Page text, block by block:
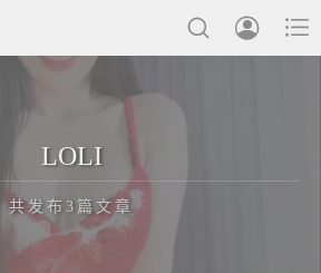



LOLI
共发布3篇文章